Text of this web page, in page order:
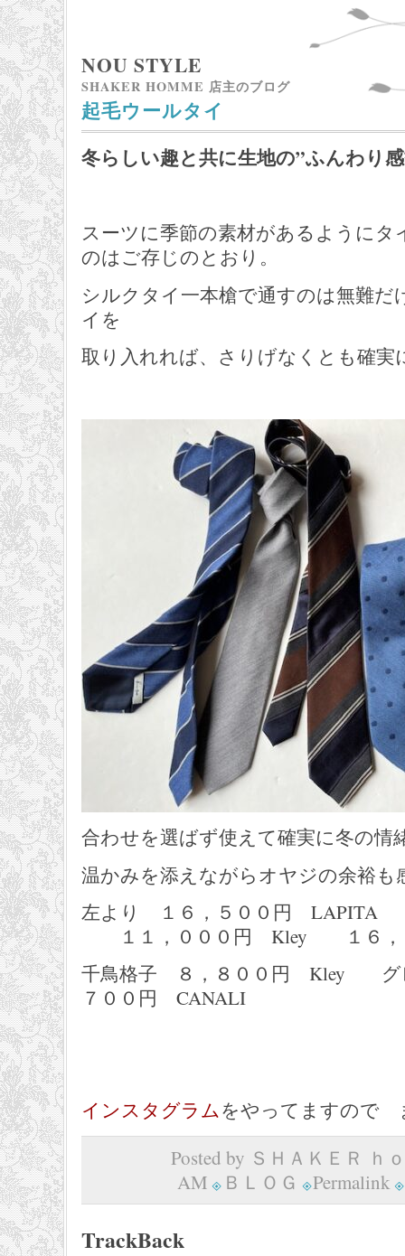
NOU STYLE
SHAKER HOMME 店主のブログ
起毛ウールタイ
冬らしい趣と共に生地の”ふんわり
スーツに季節の素材があるようにタ
のはご存じのとおり。
シルクタイ一本槍で通すのは無難だ
イを
取り入れれば、さりげなくとも確実
合わせを選ばず使えて確実に冬の情
温かみを添えながらオヤジの余裕も
左より １６，５００円
１１，０００円 Kley １６，
千鳥格子 ８，８００円 Kley グ
７００円 CANALI
インスタグラムをやってますので
Posted by ＳＨＡＫＥＲ ｈ
AM
ＢＬＯＧ Permalink
TrackBack